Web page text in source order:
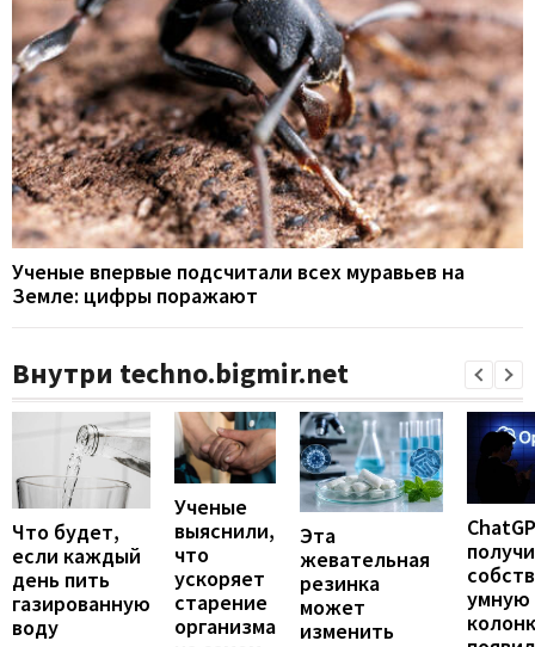
Ученые впервые подсчитали всех муравьев на
Земле: цифры поражают
Внутри techno.bigmir.net
Что будет,
если каждый
день пить
газированную
воду
Ученые
выяснили,
что
ускоряет
старение
организма
Эта
жевательная
резинка
может
изменить
умную